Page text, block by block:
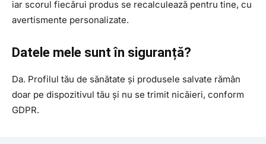
iar scorul fiecărui produs se recalculează pentru tine, cu
avertismente personalizate.
Datele mele sunt în siguranță?
Da. Profilul tău de sănătate și produsele salvate rămân
doar pe dispozitivul tău și nu se trimit nicăieri, conform
GDPR.